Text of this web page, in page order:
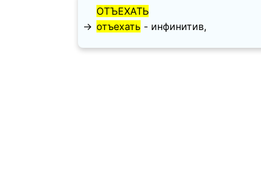
ОТЪЕХАТЬ
→ отъехать - инфинитив,